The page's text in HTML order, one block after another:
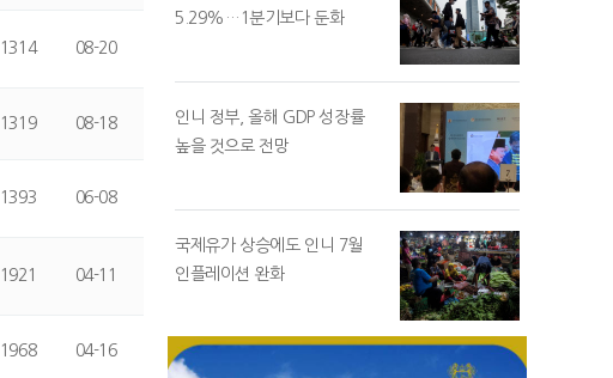
1314 08-20
1319 08-18
1393 06-08
1921 04-11
1968 04-16
5.29%…1분기보다 둔화
인니 정부, 올해 GDP 성장률
높을 것으로 전망
국제유가 상승에도 인니 7월
인플레이션 완화